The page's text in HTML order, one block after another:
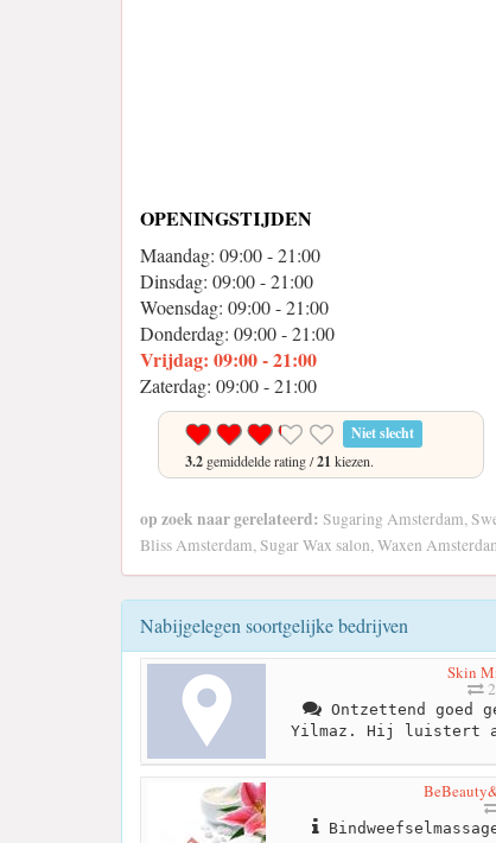
OPENINGSTIJDEN
Maandag: 09:00 - 21:00
Dinsdag: 09:00 - 21:00
Woensdag: 09:00 - 21:00
Donderdag: 09:00 - 21:00
Vrijdag: 09:00 - 21:00
Zaterdag: 09:00 - 21:00
Niet slecht
3.2 gemiddelde rating /21 kiezen.
op zoek naar gerelateerd: Sugaring Amsterdam,
Bliss Amsterdam, Sugar Wax salon, Waxen
Nabijgelegen soortgelijke bedrijven
Skin
Ontzettend goed
Yilmaz. Hij luistert